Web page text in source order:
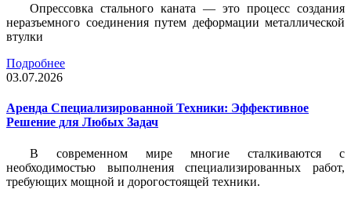
Опрессовка стального каната — это процесс создания
неразъемного соединения путем деформации металлической
втулки
Подробнее
03.07.2026
Аренда Специализированной Техники: Эффективное
Решение для Любых Задач
В современном мире многие сталкиваются с
необходимостью выполнения специализированных работ,
требующих мощной и дорогостоящей техники.